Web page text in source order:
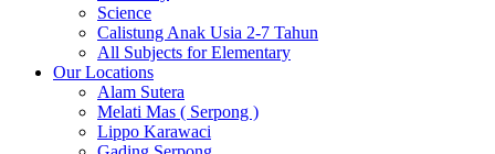
Science
Calistung Anak Usia 2-7 Tahun
All Subjects for Elementary
Our Locations
Alam Sutera
Melati Mas ( Serpong )
Lippo Karawaci